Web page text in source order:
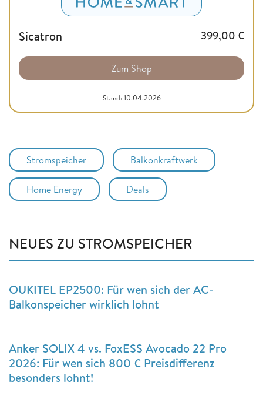
Sicatron 399,00 €
Zum Shop
Stand: 10.04.2026
Stromspeicher Balkonkraftwerk
Home Energy Deals
NEUES ZU STROMSPEICHER
OUKITEL EP2500: Für wen sich der AC-
Balkonspeicher wirklich lohnt
Anker SOLIX 4 vs. FoxESS Avocado 22 Pro
2026: Für wen sich 800 € Preisdifferenz
besonders lohnt!